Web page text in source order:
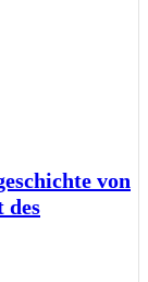
von
des